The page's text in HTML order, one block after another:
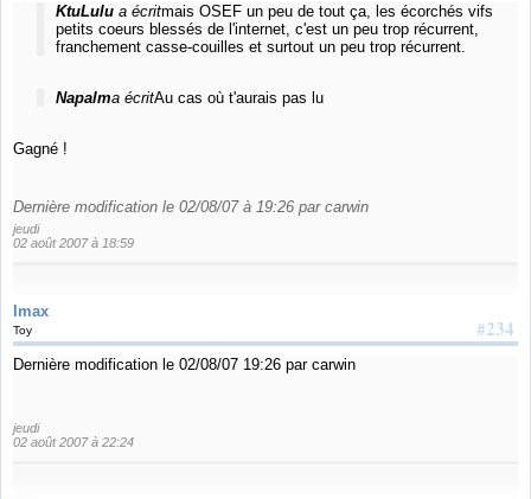
KtuLulua écritmais OSEF un peu de tout ça, les écorchés vifs
petits coeurs blessés de l'internet, c'est un peu trop récurrent,
franchement casse-couilles et surtout un peu trop récurrent.
Napalma écritAu cas où t'aurais pas lu
Gagné !
Dernière modification le 02/08/07 à 19:26 par carwin
jeudi
02 août 2007 à 18:59
Imax
#234
Toy
Dernière modification le 02/08/07 19:26 par carwin
jeudi
02 août 2007 à 22:24